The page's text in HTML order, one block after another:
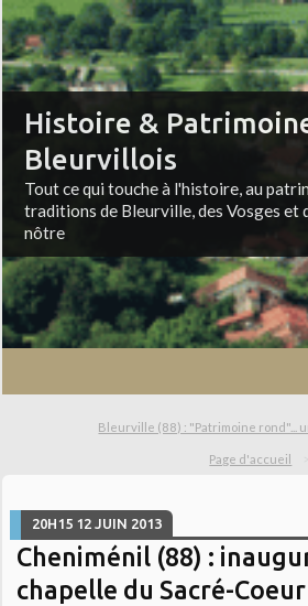
Histoire &
Bleurvillois
Tout ce qui touche à l'histoire, au
traditions de Bleurville, des Vosges et
nôtre
Bleurville (88) : "Patrimoine rond"...
Page d'accueil
20H15 12 JUIN 2013
Cheniménil (88) :
chapelle du Sacré-Coeur